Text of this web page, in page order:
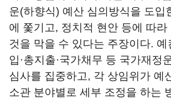
운(하향식) 예산 심의방식을 도입
에 쫓기고, 정치적 현안 등에 따
것을 막을 수 있다는 주장이다. 예
입·총지출·국가채무 등 국가재정
심사를 집중하고, 각 상임위가 예
소관 분야별로 세부 조정을 하는